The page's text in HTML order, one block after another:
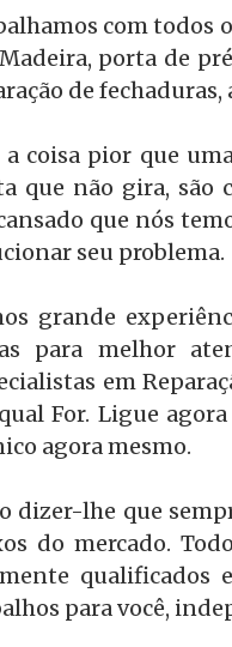
com todos
porta de
de
a coisa pior que
que não gira, são
que nós
seu problema.
grande
para melhor
em
For. Ligue
agora mesmo.
dizer-lhe que
do mercado.
qualificados
para você,